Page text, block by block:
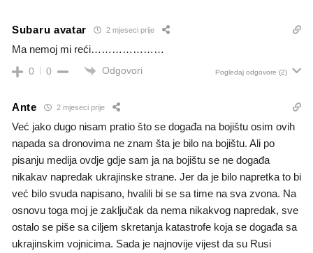
Subaru avatar 2 mjeseci prije
Ma nemoj mi reći…………………
0 0 Odgovori Pogledaj odgovore (2)
Ante 2 mjeseci prije
Već jako dugo nisam pratio što se događa na bojištu osim ovih
napada sa dronovima ne znam šta je bilo na bojištu. Ali po
pisanju medija ovdje gdje sam ja na bojištu se ne događa
nikakav napredak ukrajinske strane. Jer da je bilo napretka to bi
već bilo svuda napisano, hvalili bi se sa time na sva zvona. Na
osnovu toga moj je zaključak da nema nikakvog napredak, sve
ostalo se piše sa ciljem skretanja katastrofe koja se događa sa
ukrajinskim vojnicima. Sada je najnovije vijest da su Rusi